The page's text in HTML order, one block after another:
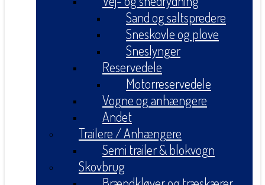
Sand og saltspredere
Sneskovle og plove
Sneslynger
Reservedele
Motorreservedele
Vogne og anhængere
Andet
Trailere / Anhængere
Semi trailer & blokvogn
Skovbrug